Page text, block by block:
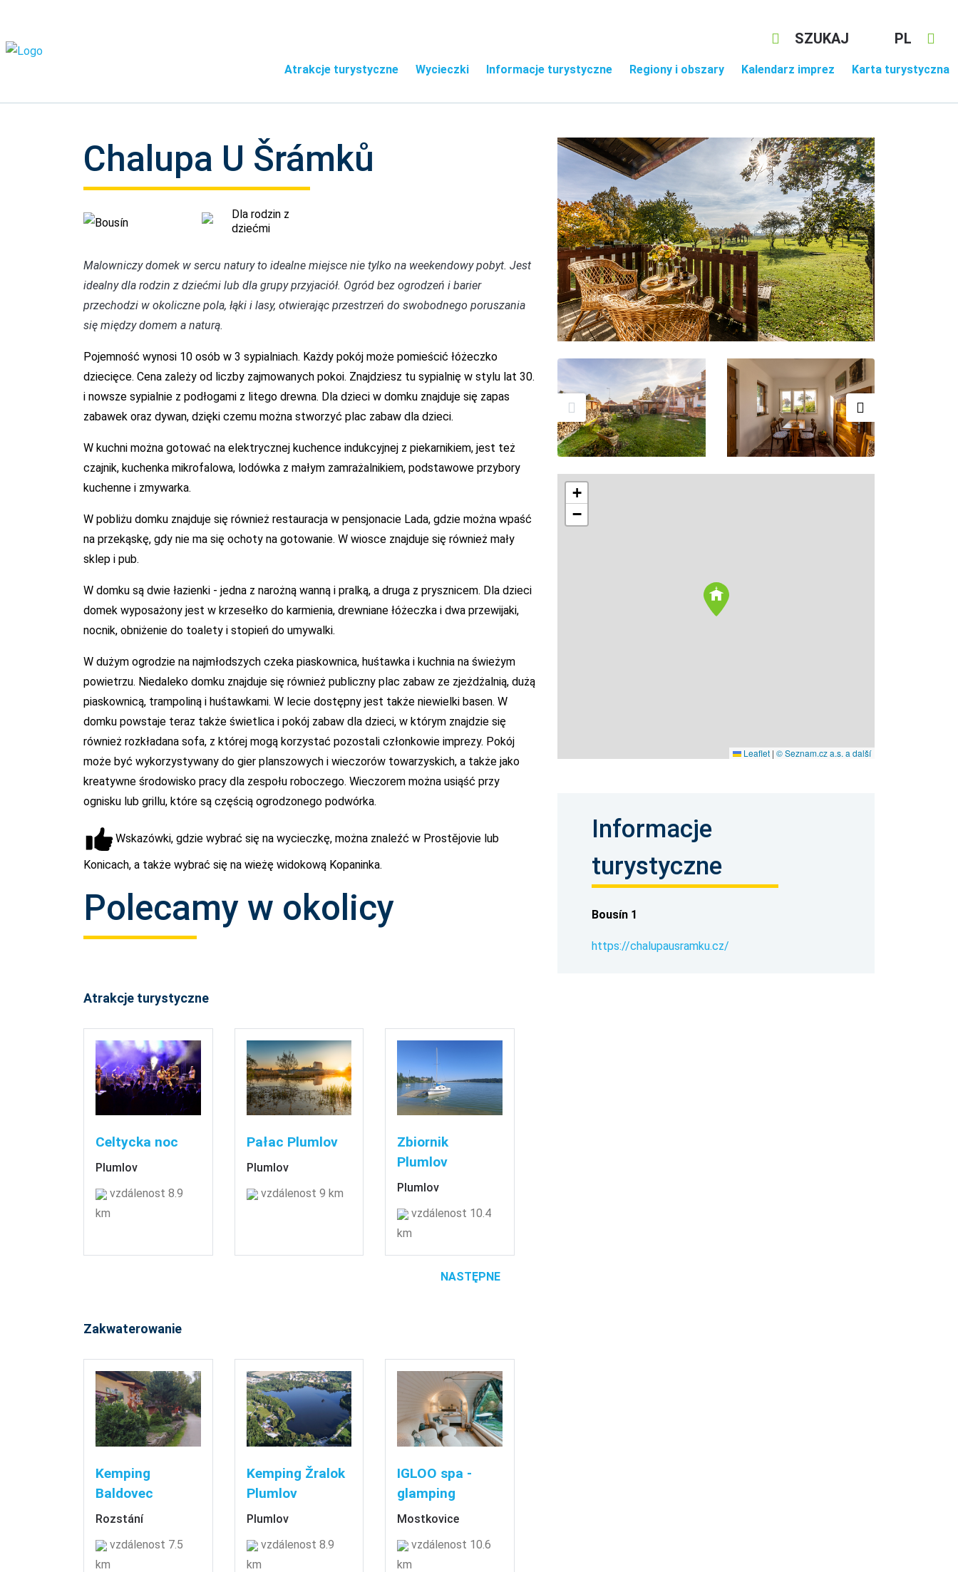
PL
SZUKAJ
Atrakcje turystyczne Wycieczki Informacje turystyczne Regiony i obszary Kalendarz imprez Karta turystyczna
Chalupa U Šrámků
Bousín
Dla rodzin z
dziećmi
Malowniczy domek w sercu natury to idealne miejsce nie tylko na weekendowy pobyt. Jest
idealny dla rodzin z dziećmi lub dla grupy przyjaciół. Ogród bez ogrodzeń i barier
przechodzi w okoliczne pola, łąki i lasy, otwierając przestrzeń do swobodnego poruszania
się między domem a naturą.
Pojemność wynosi 10 osób w 3 sypialniach. Każdy pokój może pomieścić łóżeczko
dziecięce. Cena zależy od liczby zajmowanych pokoi. Znajdziesz tu sypialnię w stylu lat 30.
i nowsze sypialnie z podłogami z litego drewna. Dla dzieci w domku znajduje się zapas
zabawek oraz dywan, dzięki czemu można stworzyć plac zabaw dla dzieci.
W kuchni można gotować na elektrycznej kuchence indukcyjnej z piekarnikiem, jest też
czajnik, kuchenka mikrofalowa, lodówka z małym zamrażalnikiem, podstawowe przybory
kuchenne i zmywarka.
W pobliżu domku znajduje się również restauracja w pensjonacie Lada, gdzie można wpaść
na przekąskę, gdy nie ma się ochoty na gotowanie. W wiosce znajduje się również mały
sklep i pub.
W domku są dwie łazienki - jedna z narożną wanną i pralką, a druga z prysznicem. Dla dzieci
domek wyposażony jest w krzesełko do karmienia, drewniane łóżeczka i dwa przewijaki,
nocnik, obniżenie do toalety i stopień do umywalki.
W dużym ogrodzie na najmłodszych czeka piaskownica, huśtawka i kuchnia na świeżym
powietrzu. Niedaleko domku znajduje się również publiczny plac zabaw ze zjeżdżalnią, dużą
piaskownicą, trampoliną i huśtawkami. W lecie dostępny jest także niewielki basen. W
domku powstaje teraz także świetlica i pokój zabaw dla dzieci, w którym znajdzie się
również rozkładana sofa, z której mogą korzystać pozostali członkowie imprezy. Pokój
może być wykorzystywany do gier planszowych i wieczorów towarzyskich, a także jako
kreatywne środowisko pracy dla zespołu roboczego. Wieczorem można usiąść przy
ognisku lub grillu, które są częścią ogrodzonego podwórka.
Wskazówki, gdzie wybrać się na wycieczkę, można znaleźć w Prostějovie lub
Konicach, a także wybrać się na wieżę widokową Kopaninka.
Polecamy w okolicy
Atrakcje turystyczne
Celtycka noc
Plumlov
vzdálenost 8.9
km
Pałac Plumlov
Plumlov
vzdálenost 9 km
Zbiornik
Plumlov
Plumlov
vzdálenost 10.4
km
NASTĘPNE
Zakwaterowanie
Kemping
Baldovec
Rozstání
vzdálenost 7.5
km
Kemping Žralok
Plumlov
Plumlov
vzdálenost 8.9
km
IGLOO spa -
glamping
Mostkovice
vzdálenost 10.6
km
+
−
Leaflet | © Seznam.cz a.s. a další
Informacje
turystyczne
Bousín 1
https://chalupausramku.cz/